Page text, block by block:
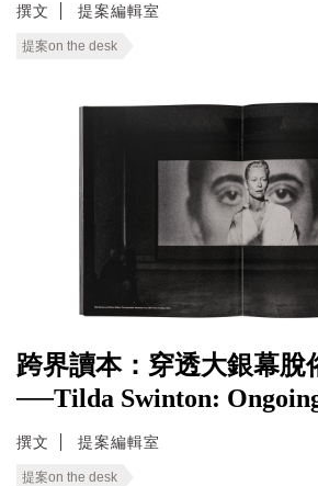
撰文 提案編輯室
提案on the desk
跨界讀本：穿透大銀幕脫
──Tilda Swinton:
撰文 提案編輯室
提案on the desk